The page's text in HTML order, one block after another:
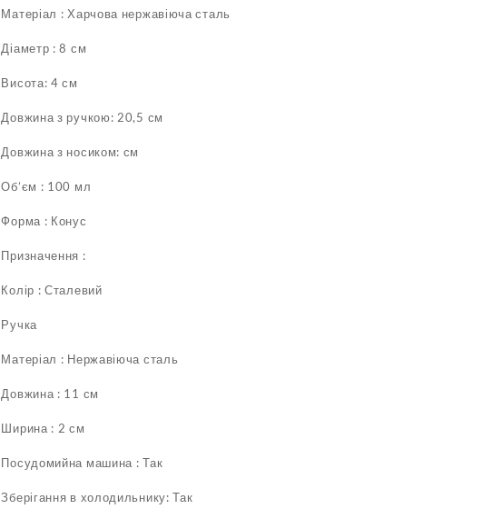
Матеріал : Харчова нержавіюча сталь
Діаметр : 8 см
Висота: 4 см
Довжина з ручкою: 20,5 см
Довжина з носиком: см
Об’єм : 100 мл
Форма : Конус
Призначення :
Колір : Сталевий
Ручка
Матеріал : Нержавіюча сталь
Довжина : 11 см
Ширина : 2 см
Посудомийна машина : Так
Зберігання в холодильнику: Так